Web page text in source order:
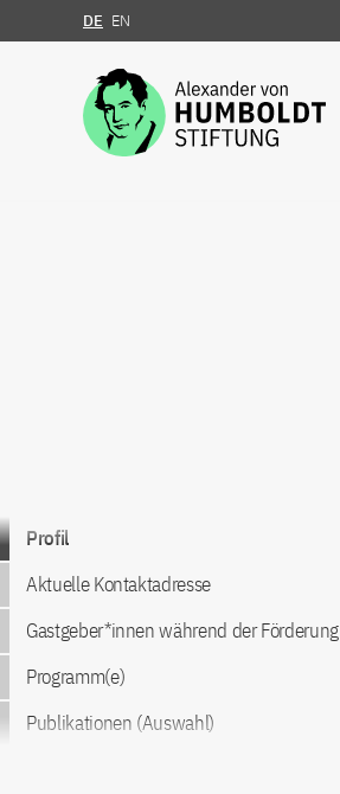
Zum Inhalt springen
DE EN
Zum Inhalt springen
Profil
Aktuelle Kontaktadresse
Gastgeber*innen während der Förderung
Programm(e)
Publikationen (Auswahl)